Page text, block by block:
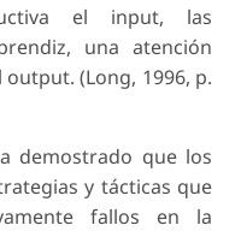
el input, las
una atención
(Long, 1996, p.
demostrado que los
y tácticas que
fallos en la